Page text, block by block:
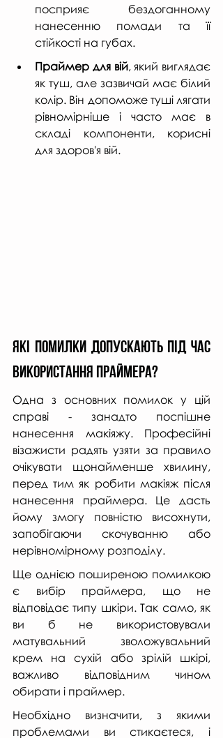
посприяє бездоганному
нанесенню помади та її
стійкості на губах.
Праймер для вій, який виглядає
як туш, але зазвичай має білий
колір. Він допоможе туші лягати
рівномірніше і часто має в
складі компоненти, корисні
для здоров'я вій.
ЯКІ ПОМИЛКИ ДОПУСКАЮТЬ під час
використання праймера?
Одна з основних помилок у цій
справі - занадто поспішне
нанесення макіяжу. Професійні
візажисти радять узяти за правило
очікувати щонайменше хвилину,
перед тим як робити макіяж після
нанесення праймера. Це дасть
йому змогу повністю висохнути,
запобігаючи скочуванню або
нерівномірному розподілу.
Ще однією поширеною помилкою
є вибір праймера, що не
відповідає типу шкіри. Так само, як
ви б не використовували
матувальний зволожувальний
крем на сухій або зрілій шкірі,
важливо відповідним чином
обирати і праймер.
Необхідно визначити, з якими
проблемами ви стикаєтеся, і